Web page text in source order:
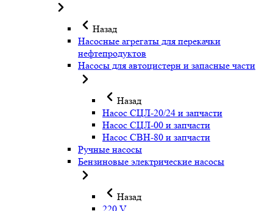
Назад
Насосные агрегаты для перекачки
нефтепродуктов
Насосы для автоцистерн и запасные части
Назад
Насос СЦЛ-20/24 и запчасти
Насос СЦЛ-00 и запчасти
Насос СВН-80 и запчасти
Ручные насосы
Бензиновые электрические насосы
Назад